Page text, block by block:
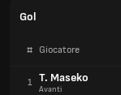
Gol
# Giocatore
1 T. Maseko
Avanti